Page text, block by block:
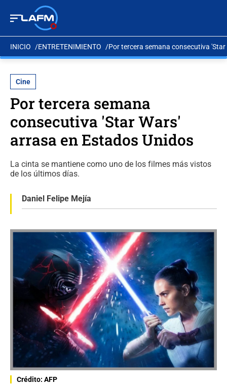
INICIO ENTRETENIMIENTO Por tercera semana consecutiva
Cine
Por tercera semana
consecutiva 'Star Wars'
arrasa en Estados Unidos
La cinta se mantiene como uno de los filmes más vistos
de los últimos días.
Daniel Felipe Mejía
Crédito: AFP